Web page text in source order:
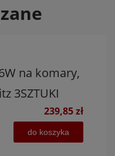
na komary,
3SZTUKI
239,85 zł
do koszyka